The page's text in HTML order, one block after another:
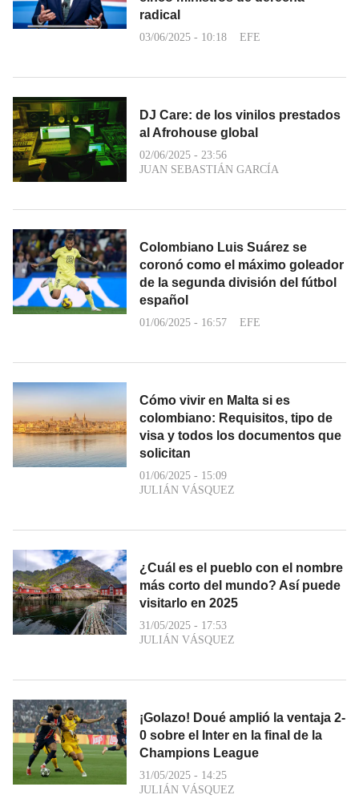
radical
03/06/2025 - 10:18 EFE
DJ Care: de los vinilos prestados
al Afrohouse global
02/06/2025 - 23:56
JUAN SEBASTIÁN GARCÍA
Colombiano Luis Suárez se
coronó como el máximo goleador
de la segunda división del fútbol
español
01/06/2025 - 16:57 EFE
Cómo vivir en Malta si es
colombiano: Requisitos, tipo de
visa y todos los documentos que
solicitan
01/06/2025 - 15:09
JULIÁN VÁSQUEZ
¿Cuál es el pueblo con el nombre
más corto del mundo? Así puede
visitarlo en 2025
31/05/2025 - 17:53
JULIÁN VÁSQUEZ
¡Golazo! Doué amplió la ventaja 2-
0 sobre el Inter en la final de la
Champions League
31/05/2025 - 14:25
JULIÁN VÁSQUEZ